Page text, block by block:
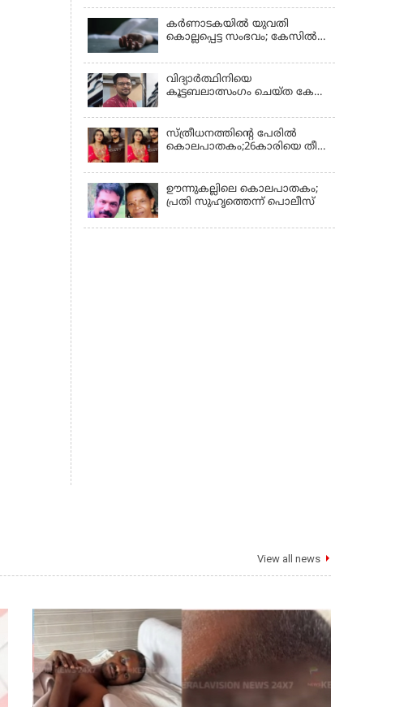
കര്‍ണാടകയില്‍ യുവതി
കൊല്ലപ്പെട്ട സംഭവം; കേസില്‍
കസ്റ്റഡിയില്‍
വിദ്യാർത്ഥിനിയെ
കൂട്ടബലാത്സംഗം ചെയ്ത കേസ്;
സ്ത്രീധനത്തിന്റെ പേരില്‍
കൊലപാതകം;26കാരിയെ തീ
ഊന്നുകല്ലിലെ കൊലപാതകം;
പ്രതി സുഹൃത്തെന്ന് പൊലീസ്
View all news